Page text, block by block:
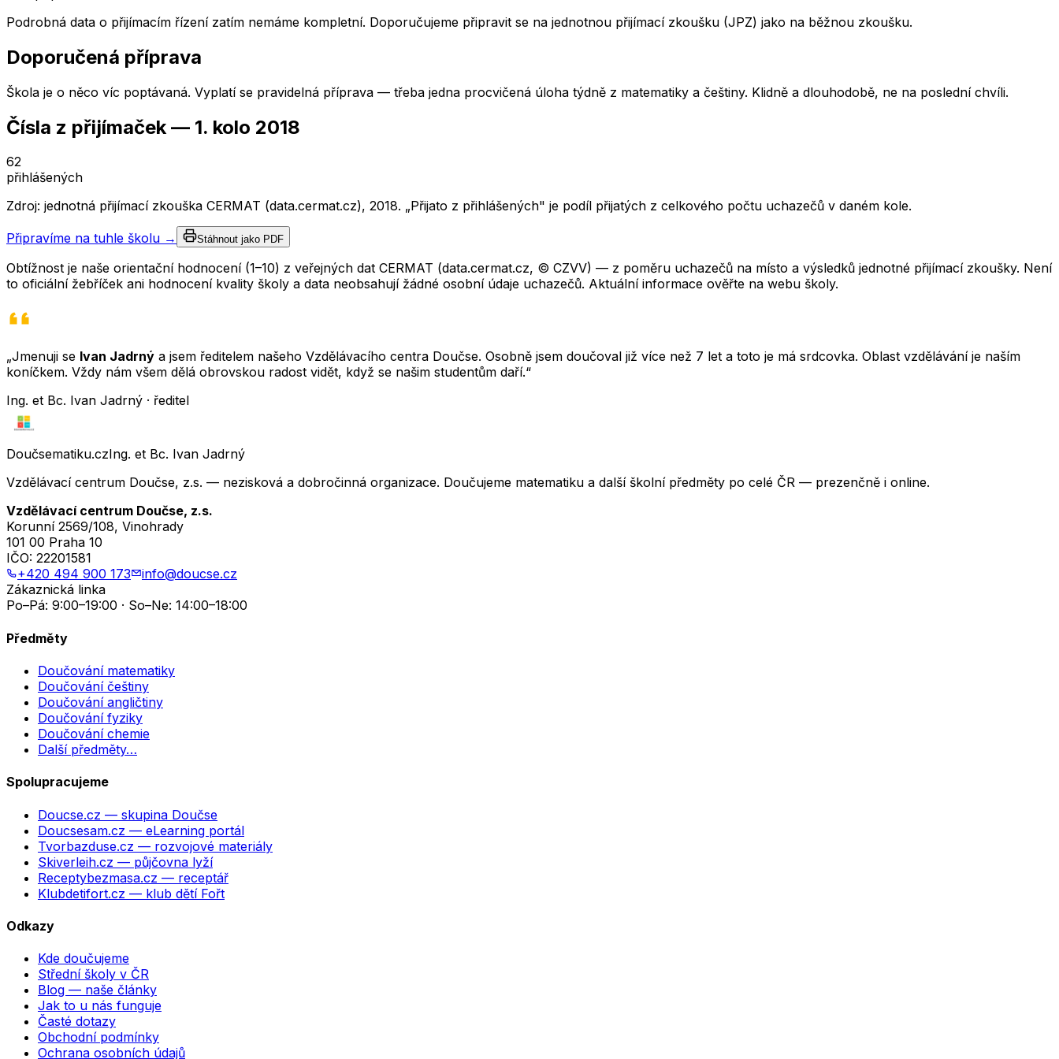
Podrobná data o přijímacím řízení zatím nemáme kompletní. Doporučujeme připravit se na jednotnou přijímací zkoušku (JPZ) jako na běžnou zkoušku.
Doporučená příprava
Škola je o něco víc poptávaná. Vyplatí se pravidelná příprava — třeba jedna procvičená úloha týdně z matematiky a češtiny. Klidně a dlouhodobě, ne na poslední chvíli.
Čísla z přijímaček — 1. kolo 2018
62
přihlášených
Zdroj: jednotná přijímací zkouška CERMAT (data.cermat.cz), 2018. „Přijato z přihlášených" je podíl přijatých z celkového počtu uchazečů v daném kole.
Připravíme na tuhle školu → Stáhnout jako PDF
Obtížnost je naše orientační hodnocení (1–10) z veřejných dat CERMAT (data.cermat.cz, © CZVV) — z poměru uchazečů na místo a výsledků jednotné přijímací zkoušky. Není
to oficiální žebříček ani hodnocení kvality školy a data neobsahují žádné osobní údaje uchazečů. Aktuální informace ověřte na webu školy.
„Jmenuji se Ivan Jadrný a jsem ředitelem našeho Vzdělávacího centra Doučse. Osobně jsem doučoval již více než 7 let a toto je má srdcovka. Oblast vzdělávání je naším
koníčkem. Vždy nám všem dělá obrovskou radost vidět, když se našim studentům daří.“
Ing. et Bc. Ivan Jadrný · ředitel
Doučsematiku.czIng. et Bc. Ivan Jadrný
Vzdělávací centrum Doučse, z.s. — nezisková a dobročinná organizace. Doučujeme matematiku a další školní předměty po celé ČR — prezenčně i online.
Vzdělávací centrum Doučse, z.s.
Korunní 2569/108, Vinohrady
101 00 Praha 10
IČO: 22201581
+420 494 900 173
info@doucse.cz
Zákaznická linka
Po–Pá: 9:00–19:00 · So–Ne: 14:00–18:00
Předměty
Doučování matematiky
Doučování češtiny
Doučování angličtiny
Doučování fyziky
Doučování chemie
Další předměty…
Spolupracujeme
Doucse.cz — skupina Doučse
Doucsesam.cz — eLearning portál
Tvorbazduse.cz — rozvojové materiály
Skiverleih.cz — půjčovna lyží
Receptybezmasa.cz — receptář
Klubdetifort.cz — klub dětí Fořt
Odkazy
Kde doučujeme
Střední školy v ČR
Blog — naše články
Jak to u nás funguje
Časté dotazy
Obchodní podmínky
Ochrana osobních údajů